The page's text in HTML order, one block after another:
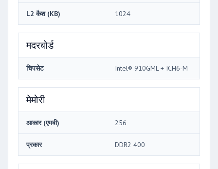
L2 कैश (KB) 1024
मदरबोर्ड
चिपसेट Intel® 910GML + ICH6-M
मेमोरी
आकार (एमबी) 256
प्रकार DDR2 400